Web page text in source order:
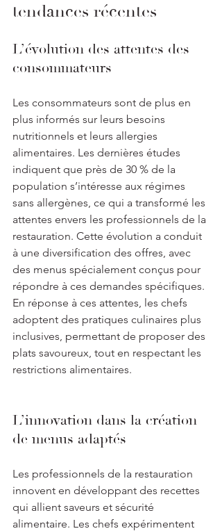
tendances récentes
L’évolution des attentes des
consommateurs
Les consommateurs sont de plus en
plus informés sur leurs besoins
nutritionnels et leurs allergies
alimentaires. Les dernières études
indiquent que près de 30 % de la
population s’intéresse aux régimes
sans allergènes, ce qui a transformé les
attentes envers les professionnels de la
restauration. Cette évolution a conduit
à une diversification des offres, avec
des menus spécialement conçus pour
répondre à ces demandes spécifiques.
En réponse à ces attentes, les chefs
adoptent des pratiques culinaires plus
inclusives, permettant de proposer des
plats savoureux, tout en respectant les
restrictions alimentaires.
L’innovation dans la création
de menus adaptés
Les professionnels de la restauration
innovent en développant des recettes
qui allient saveurs et sécurité
alimentaire. Les chefs expérimentent